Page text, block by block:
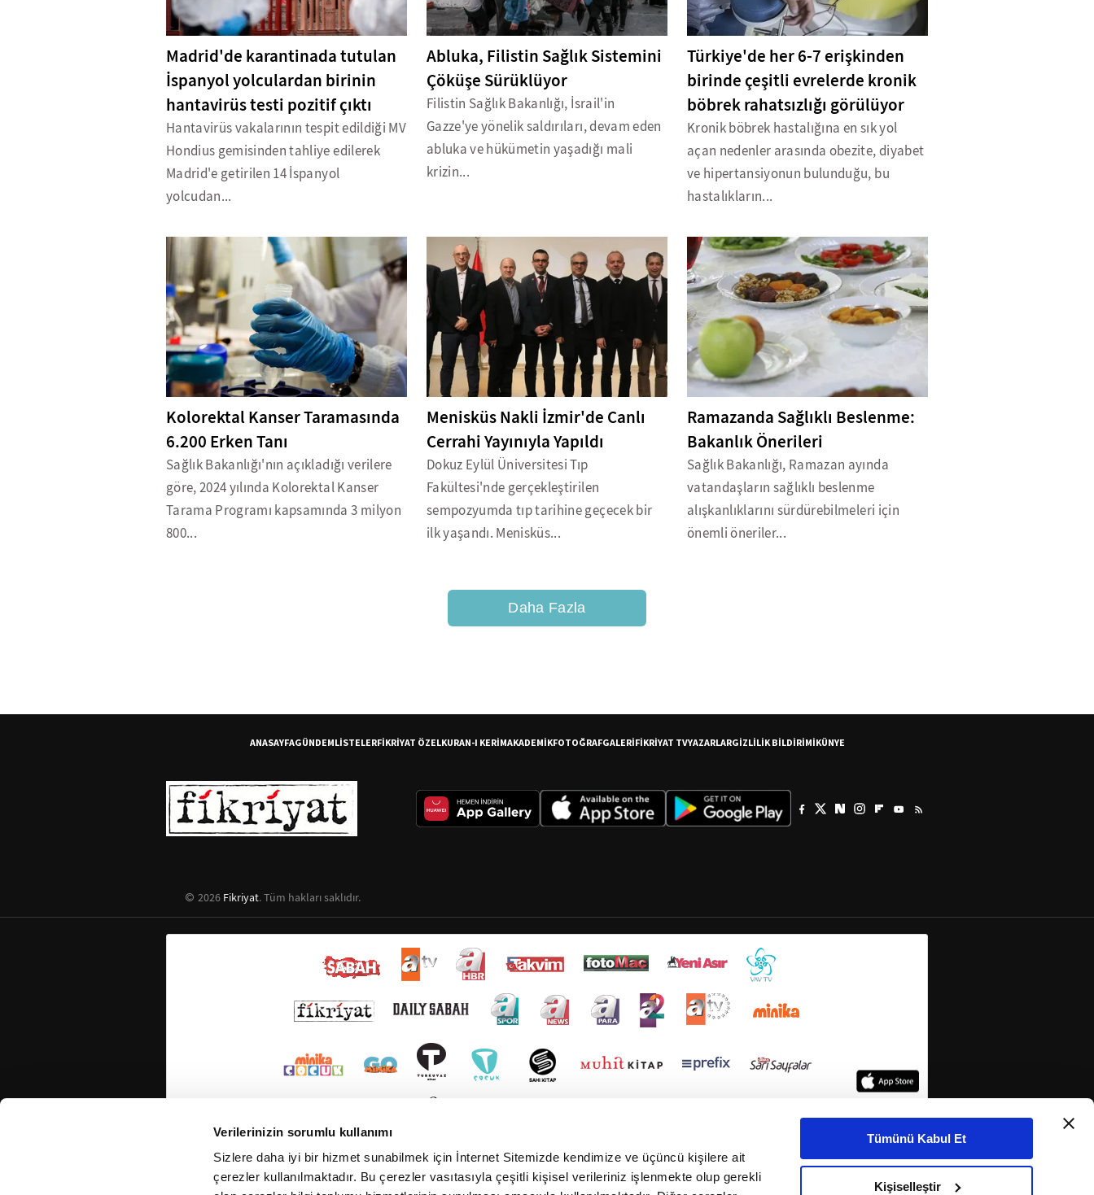
Verilerinizin sorumlu kullanımı
Sizlere daha iyi bir hizmet sunabilmek için İnternet Sitemizde kendimize ve üçüncü kişilere ait
çerezler kullanılmaktadır. Bu çerezler vasıtasıyla çeşitli kişisel verileriniz işlenmekte olup gerekli
Tümünü Kabul Et
Kişiselleştir
Madrid'de karantinada tutulan
İspanyol yolculardan birinin
hantavirüs testi pozitif çıktı
Hantavirüs vakalarının tespit edildiği MV
Hondius gemisinden tahliye edilerek
Madrid'e getirilen 14 İspanyol
yolcudan...
Abluka, Filistin Sağlık Sistemini
Çöküşe Sürüklüyor
Filistin Sağlık Bakanlığı, İsrail'in
Gazze'ye yönelik saldırıları, devam eden
abluka ve hükümetin yaşadığı mali
krizin...
Türkiye'de her 6-7 erişkinden
birinde çeşitli evrelerde kronik
böbrek rahatsızlığı görülüyor
Kronik böbrek hastalığına en sık yol
açan nedenler arasında obezite, diyabet
ve hipertansiyonun bulunduğu, bu
hastalıkların...
Kolorektal Kanser Taramasında
6.200 Erken Tanı
Sağlık Bakanlığı'nın açıkladığı verilere
göre, 2024 yılında Kolorektal Kanser
Tarama Programı kapsamında 3 milyon
800...
Menisküs Nakli İzmir'de Canlı
Cerrahi Yayınıyla Yapıldı
Dokuz Eylül Üniversitesi Tıp
Fakültesi'nde gerçekleştirilen
sempozyumda tıp tarihine geçecek bir
ilk yaşandı. Menisküs...
Ramazanda Sağlıklı Beslenme:
Bakanlık Önerileri
Sağlık Bakanlığı, Ramazan ayında
vatandaşların sağlıklı beslenme
alışkanlıklarını sürdürebilmeleri için
önemli öneriler...
Daha Fazla
ANASAYFAGÜNDEMLİSTELERFİKRİYAT ÖZELKURAN-I KERİMAKADEMİKFOTOĞRAFGALERİFİKRİYAT TVYAZARLARGİZLİLİK BİLDİRİMİKÜNYE
2026 Fikriyat. Tüm hakları saklıdır.